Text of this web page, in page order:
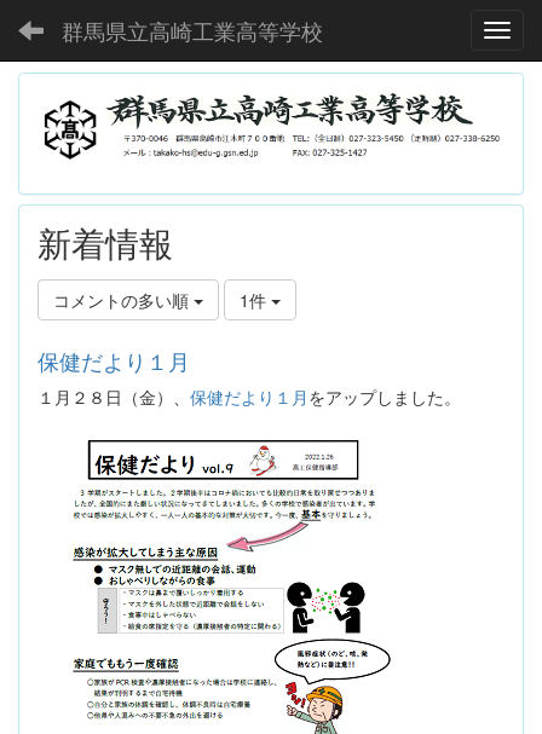
群馬県立高崎工業高等学校
新着情報
コメントの多い順 1件
保健だより１月
１月２８日（金）、 保健だより１月 をアップしました。